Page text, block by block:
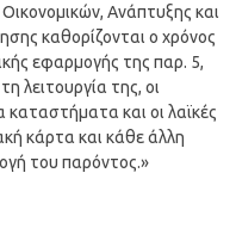
Ανάπτυξης και
καθορίζονται ο χρόνος
εφαρμογής της παρ. 5,
λειτουργία της, οι
καταστήματα και οι λαϊκές
κάρτα και κάθε άλλη
του παρόντος.»